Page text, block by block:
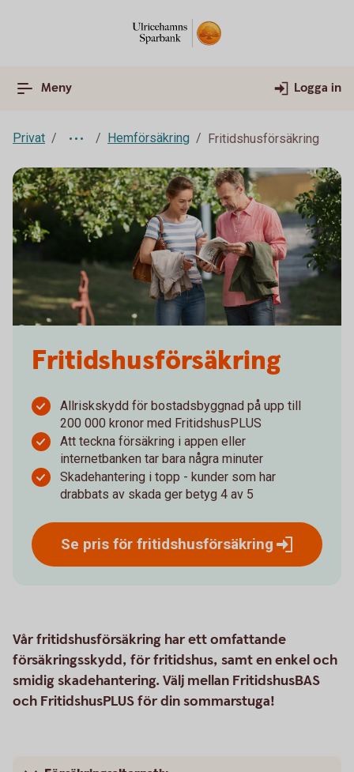
Meny Logga in
Privat Hemförsäkring Fritidshusförsäkring
Fritidshus­försäkring
Allriskskydd för bostadsbyggnad på upp till
200 000 kronor med FritidshusPLUS
Att teckna försäkring i appen eller
internetbanken tar bara några minuter
Skadehantering i topp - kunder som har
drabbats av skada ger betyg 4 av 5
Se pris för fritidshusförsäkring
Vår fritidshusförsäkring har ett omfattande
försäkringsskydd, för fritidshus, samt en enkel och
smidig skadehantering. Välj mellan FritidshusBAS
och FritidshusPLUS för din sommarstuga!